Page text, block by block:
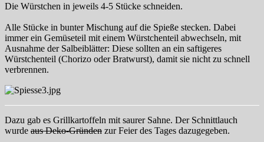
Die Würstchen in jeweils 4-5 Stücke schneiden.
Alle Stücke in bunter Mischung auf die Spieße stecken. Dabei
immer ein Gemüseteil mit einem Würstchenteil abwechseln, mit
Ausnahme der Salbeiblätter: Diese sollten an ein saftigeres
Würstchenteil (Chorizo oder Bratwurst), damit sie nicht zu schnell
verbrennen.
Dazu gab es Grillkartoffeln mit saurer Sahne. Der Schnittlauch
wurde aus Deko-Gründen zur Feier des Tages dazugegeben.